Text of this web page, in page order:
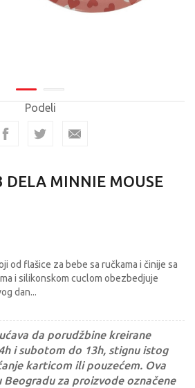
Podeli
DELA MINNIE MOUSE
od flašice za bebe sa ručkama i činije sa
i silikonskom cuclom obezbedjuje
dan...
da porudžbine kreirane
i subotom do 13h, stignu istog
karticom ili pouzećem. Ova
Beogradu za proizvode označene